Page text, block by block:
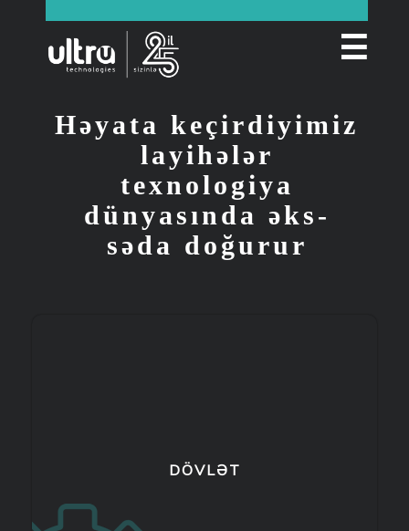
☰
Həyata keçirdiyimiz
layihələr
texnologiya
dünyasında əks-
səda doğurur
DÖVLƏT